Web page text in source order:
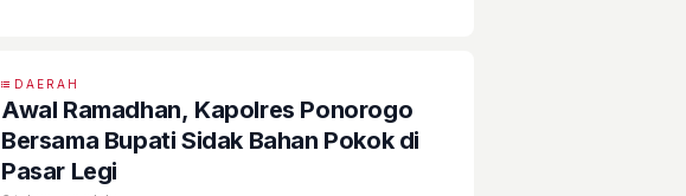
DAERAH
Awal Ramadhan, Kapolres Ponorogo
Bersama Bupati Sidak Bahan Pokok di
Pasar Legi